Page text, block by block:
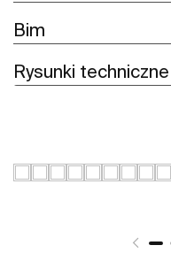
Bim
Rysunki techniczne